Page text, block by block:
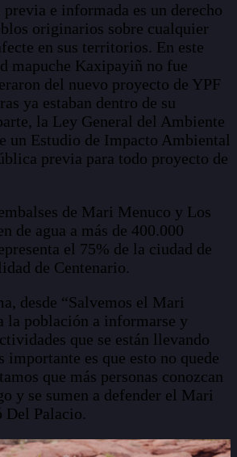
e informada es un derecho
originarios sobre cualquier
en sus territorios. En este
mapuche Kaxipayiñ no fue
del nuevo proyecto de YPF
ya estaban dentro de su
la Ley General del Ambiente
un Estudio de Impacto Ambiental
previa para todo proyecto de
de Mari Menuco y Los
de agua a más de 400.000
el 75% de la ciudad de
de Centenario.
desde “Salvemos el Mari
la población a informarse y
que se están llevando
importante es que esto no quede
que más personas conozcan
y se sumen a defender el Mari
Del Palacio.